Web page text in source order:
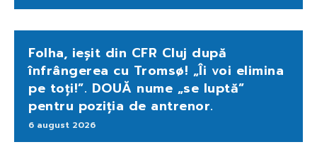
Folha, ieșit din CFR Cluj după
înfrângerea cu Tromsø! „Îi voi elimina
pe toți!”. DOUĂ nume „se luptă”
pentru poziția de antrenor.
6 august 2026